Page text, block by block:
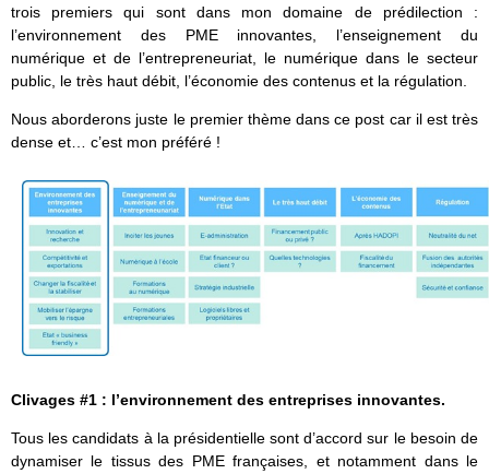
trois premiers qui sont dans mon domaine de prédilection :
l’environnement des PME innovantes, l’enseignement du
numérique et de l’entrepreneuriat, le numérique dans le secteur
public, le très haut débit, l’économie des contenus et la régulation.
Nous aborderons juste le premier thème dans ce post car il est très
dense et… c’est mon préféré !
Clivages #1 : l’environnement des entreprises innovantes.
Tous les candidats à la présidentielle sont d’accord sur le besoin de
dynamiser le tissus des PME françaises, et notamment dans le